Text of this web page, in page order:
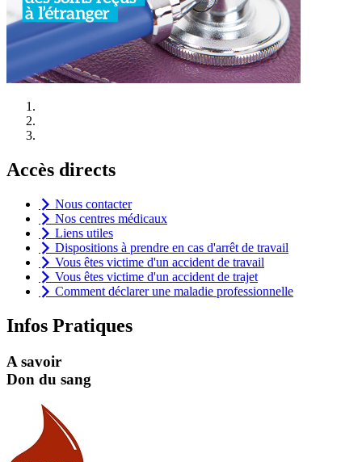
Accès directs
Nous contacter
Nos centres médicaux
Liens utiles
Dispositions à prendre en cas d'arrêt de travail
Vous êtes victime d'un accident de travail
Vous êtes victime d'un accident de trajet
Comment déclarer une maladie professionnelle
Infos Pratiques
A savoir
Don du sang